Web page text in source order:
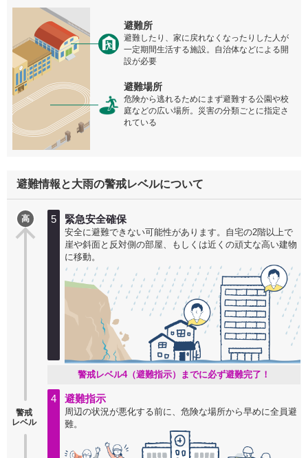
避難所
避難したり、家に戻れなくなったりした人が
一定期間生活する施設。自治体などによる開
設が必要
避難場所
危険から逃れるためにまず避難する公園や校
庭などの広い場所。災害の分類ごとに指定さ
れている
避難情報と大雨の警戒レベルについて
警戒
レベル
高 5 緊急安全確保
安全に避難できない可能性があります。自宅の2階以上で
崖や斜面と反対側の部屋、もしくは近くの頑丈な高い建物
に移動。
警戒レベル4（避難指示）までに必ず避難完了！
4 避難指示
周辺の状況が悪化する前に、危険な場所から早めに全員避
難。